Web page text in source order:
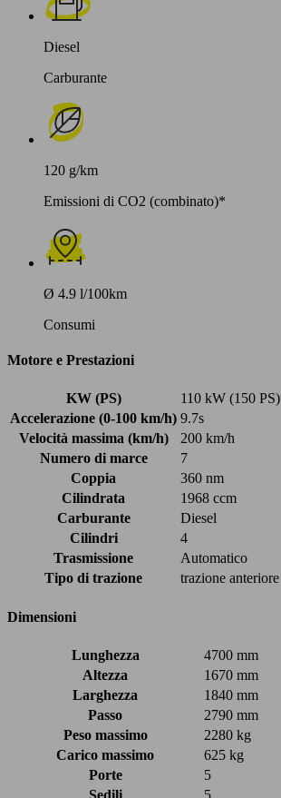
Diesel
Carburante
120 g/km
Emissioni di CO2 (combinato)*
Ø 4.9 l/100km
Consumi
Motore e Prestazioni
KW (PS)
110 kW (150 PS)
Accelerazione (0-100 km/h) 9.7s
Velocità massima (km/h)
200 km/h
Numero di marce
7
Coppia
360 nm
Cilindrata
1968 ccm
Carburante
Diesel
Cilindri
4
Trasmissione
Automatico
Tipo di trazione
trazione anteriore
Dimensioni
Lunghezza
4700 mm
Altezza
1670 mm
Larghezza
1840 mm
Passo
2790 mm
Peso massimo
2280 kg
Carico massimo
625 kg
Porte
5
Sedili
5